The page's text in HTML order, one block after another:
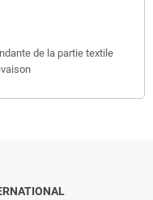
de la partie textile